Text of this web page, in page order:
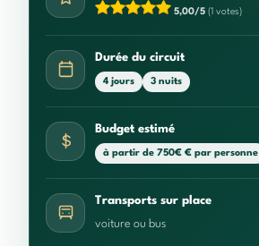
5,00/5 (1 votes)
Durée du circuit
4 jours 3 nuits
Budget estimé
à partir de 750€ € par personne
Transports sur place
voiture ou bus